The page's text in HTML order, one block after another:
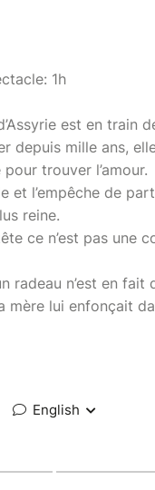
1h
est en train
depuis mille ans,
trouver l’amour.
et l’empêche de
reine.
ce n’est pas une
radeau n’est en
mère lui enfonçait